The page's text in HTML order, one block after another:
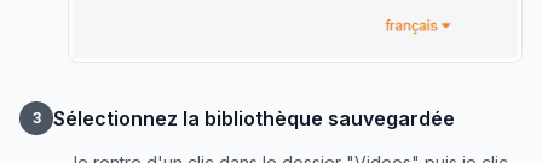
3 Sélectionnez la bibliothèque sauvegardée